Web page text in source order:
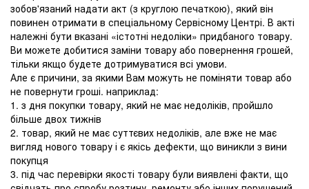
зобов'язаний надати акт (з круглою печаткою), який він
повинен отримати в спеціальному Сервісному Центрі. В акті
належні бути вказані «істотні недоліки» придбаного товару.
Ви можете добитися заміни товару або повернення грошей,
тільки якщо будете дотримуватися всі умови.
Але є причини, за якими Вам можуть не поміняти товар або
не повернути гроші. наприклад:
1. з дня покупки товару, який не має недоліків, пройшло
більше двох тижнів
2. товар, який не має суттєвих недоліків, але вже не має
вигляд нового товару і є якісь дефекти, що виникли з вини
покупця
3. під час перевірки якості товару були виявлені факти, що